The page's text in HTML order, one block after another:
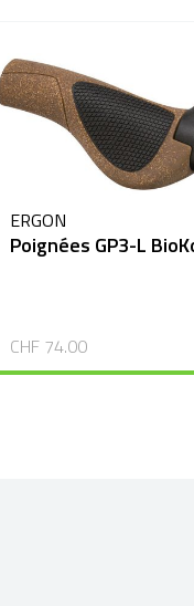
ERGON
Poignées GP3-L
CHF 74.00